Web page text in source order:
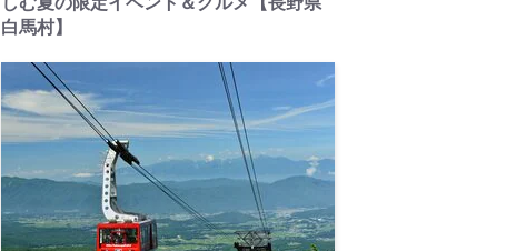
白馬村】